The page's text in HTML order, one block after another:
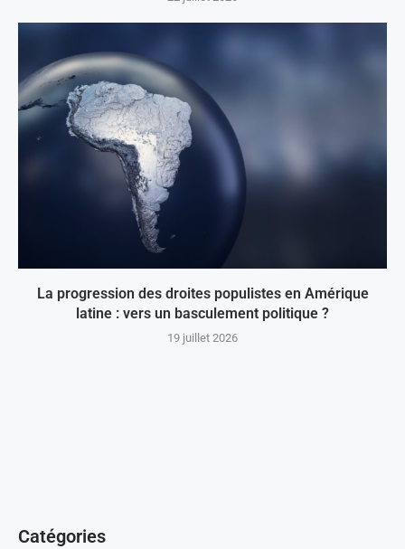
La progression des droites populistes en Amérique
latine : vers un basculement politique ?
19 juillet 2026
Catégories